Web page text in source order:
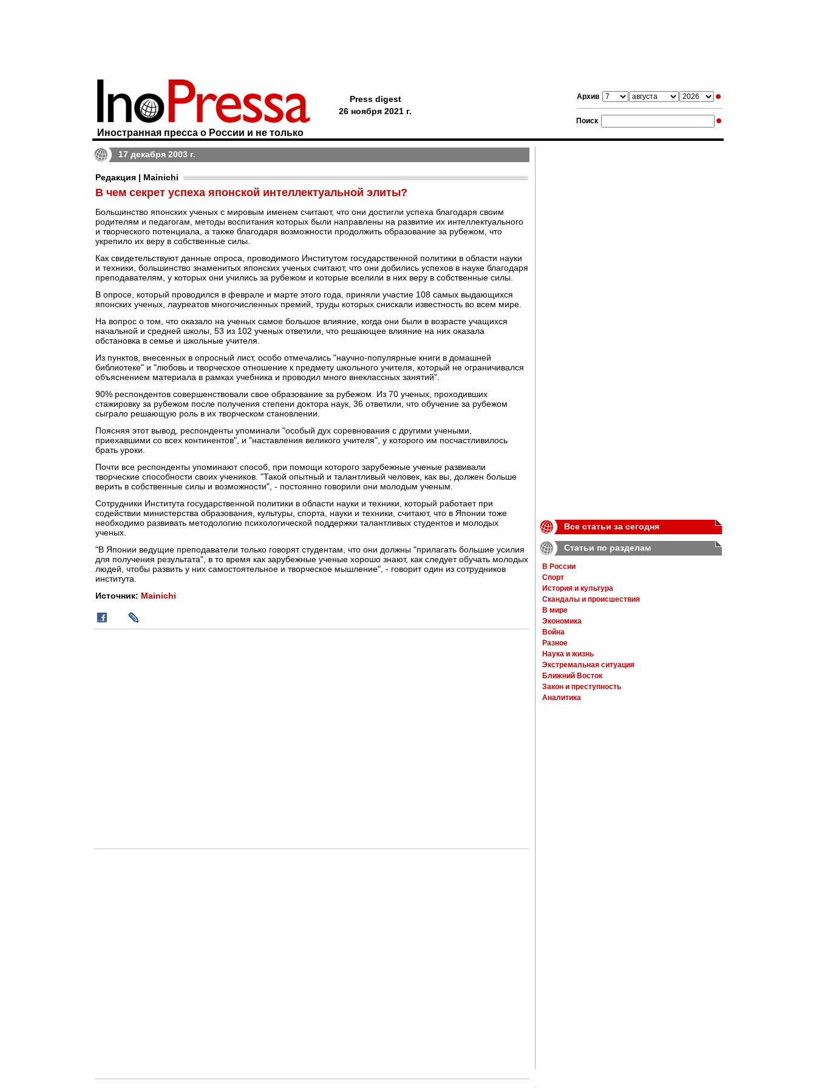
Архив
Поиск
Иностранная пресса о России и не только
Press digest
26 ноября 2021 г.
17 декабря 2003 г.
Редакция | Mainichi
В чем секрет успеха японской интеллектуальной элиты?
Большинство японских ученых с мировым именем считают, что они достигли успеха благодаря своим
родителям и педагогам, методы воспитания которых были направлены на развитие их интеллектуального
и творческого потенциала, а также благодаря возможности продолжить образование за рубежом, что
укрепило их веру в собственные силы.
Как свидетельствуют данные опроса, проводимого Институтом государственной политики в области науки
и техники, большинство знаменитых японских ученых считают, что они добились успехов в науке благодаря
преподавателям, у которых они учились за рубежом и которые вселили в них веру в собственные силы.
В опросе, который проводился в феврале и марте этого года, приняли участие 108 самых выдающихся
японских ученых, лауреатов многочисленных премий, труды которых снискали известность во всем мире.
На вопрос о том, что оказало на ученых самое большое влияние, когда они были в возрасте учащихся
начальной и средней школы, 53 из 102 ученых ответили, что решающее влияние на них оказала
обстановка в семье и школьные учителя.
Из пунктов, внесенных в опросный лист, особо отмечались "научно-популярные книги в домашней
библиотеке" и "любовь и творческое отношение к предмету школьного учителя, который не ограничивался
объяснением материала в рамках учебника и проводил много внеклассных занятий".
90% респондентов совершенствовали свое образование за рубежом. Из 70 ученых, проходивших
стажировку за рубежом после получения степени доктора наук, 36 ответили, что обучение за рубежом
сыграло решающую роль в их творческом становлении.
Поясняя этот вывод, респонденты упоминали "особый дух соревнования с другими учеными,
приехавшими со всех континентов", и "наставления великого учителя", у которого им посчастливилось
брать уроки.
Почти все респонденты упоминают способ, при помощи которого зарубежные ученые развивали
творческие способности своих учеников. "Такой опытный и талантливый человек, как вы, должен больше
верить в собственные силы и возможности", - постоянно говорили они молодым ученым.
Сотрудники Института государственной политики в области науки и техники, который работает при
содействии министерства образования, культуры, спорта, науки и техники, считают, что в Японии тоже
необходимо развивать методологию психологической поддержки талантливых студентов и молодых
ученых.
"В Японии ведущие преподаватели только говорят студентам, что они должны "прилагать большие усилия
для получения результата", в то время как зарубежные ученые хорошо знают, как следует обучать молодых
людей, чтобы развить у них самостоятельное и творческое мышление", - говорит один из сотрудников
института.
Источник: Mainichi
Все статьи за сегодня
Статьи по разделам
В России
Спорт
История и культура
Скандалы и происшествия
В мире
Экономика
Война
Разное
Наука и жизнь
Экстремальная ситуация
Ближний Восток
Закон и преступность
Аналитика